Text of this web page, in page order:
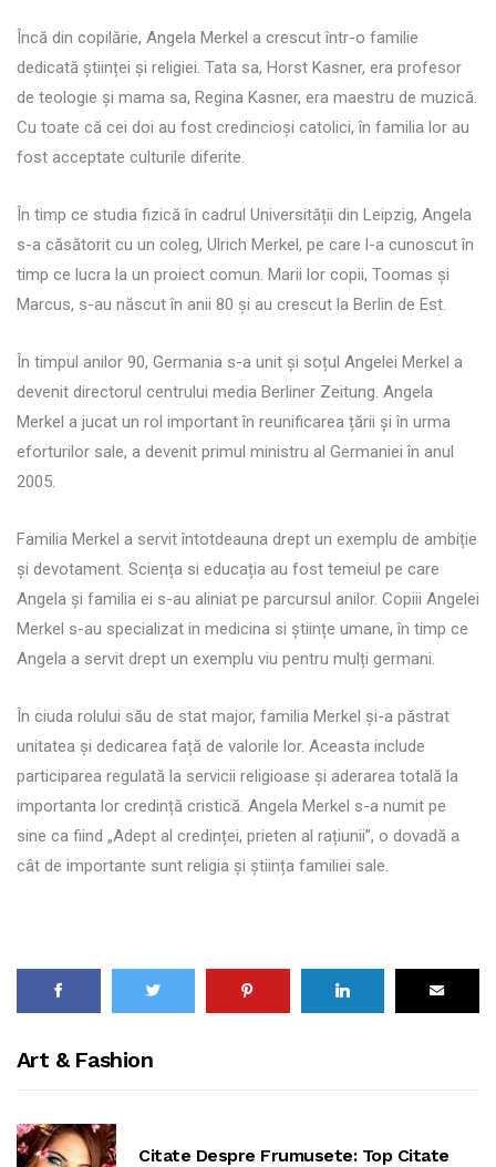
Încă din copilărie, Angela Merkel a crescut într-o familie
dedicată științei și religiei. Tata sa, Horst Kasner, era profesor
de teologie și mama sa, Regina Kasner, era maestru de muzică.
Cu toate că cei doi au fost credincioși catolici, în familia lor au
fost acceptate culturile diferite.
În timp ce studia fizică în cadrul Universității din Leipzig, Angela
s-a căsătorit cu un coleg, Ulrich Merkel, pe care l-a cunoscut în
timp ce lucra la un proiect comun. Marii lor copii, Toomas și
Marcus, s-au născut în anii 80 și au crescut la Berlin de Est.
În timpul anilor 90, Germania s-a unit și soțul Angelei Merkel a
devenit directorul centrului media Berliner Zeitung. Angela
Merkel a jucat un rol important în reunificarea țării și în urma
eforturilor sale, a devenit primul ministru al Germaniei în anul
2005.
Familia Merkel a servit întotdeauna drept un exemplu de ambiție
și devotament. Sciența si educația au fost temeiul pe care
Angela și familia ei s-au aliniat pe parcursul anilor. Copiii Angelei
Merkel s-au specializat in medicina si științe umane, în timp ce
Angela a servit drept un exemplu viu pentru mulți germani.
În ciuda rolului său de stat major, familia Merkel și-a păstrat
unitatea și dedicarea față de valorile lor. Aceasta include
participarea regulată la servicii religioase și aderarea totală la
importanta lor credință cristică. Angela Merkel s-a numit pe
sine ca fiind „Adept al credinței, prieten al rațiunii”, o dovadă a
cât de importante sunt religia și știința familiei sale.
Art & Fashion
Citate Despre Frumusete: Top Citate